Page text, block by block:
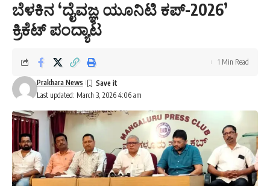
ಬೆಳಕಿನ ‘ದೈವಜ್ಞ ಯೂನಿಟಿ ಕಪ್-2026’
ಕ್ರಿಕೆಟ್ ಪಂದ್ಯಾಟ
Last updated: March 3, 2026 4:06 am
Prakhara News
1 Min Read